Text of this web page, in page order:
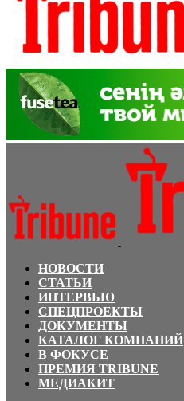
НОВОСТИ
СТАТЬИ
ИНТЕРВЬЮ
СПЕЦПРОЕКТЫ
ДОКУМЕНТЫ
КАТАЛОГ КОМПАНИЙ
В ФОКУСЕ
ПРЕМИЯ TRIBUNE
МЕДИАКИТ